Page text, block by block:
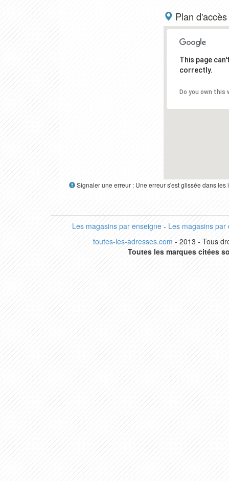
Plan d'accès
This page
correctly.
Do you own this
Signaler une erreur : Une erreur s'est glissée dans
Les magasins par enseigne- Les magasins par
toutes-les-adresses.com - 2013 - Tous
Toutes les marques citées